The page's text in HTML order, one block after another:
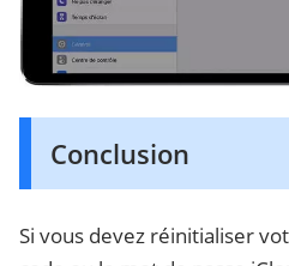
Conclusion
Si vous devez réinitialiser